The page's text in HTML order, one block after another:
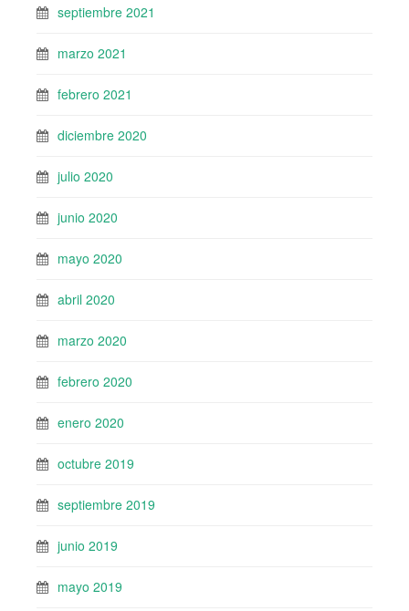
septiembre 2021
marzo 2021
febrero 2021
diciembre 2020
julio 2020
junio 2020
mayo 2020
abril 2020
marzo 2020
febrero 2020
enero 2020
octubre 2019
septiembre 2019
junio 2019
mayo 2019